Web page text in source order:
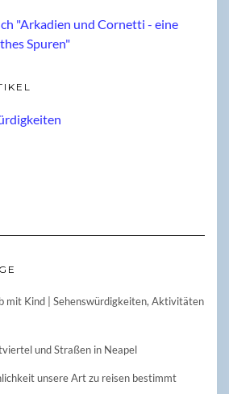
mit Kind | Sehenswürdigkeiten, Aktivitäten
und Straßen in Neapel
unsere Art zu reisen bestimmt